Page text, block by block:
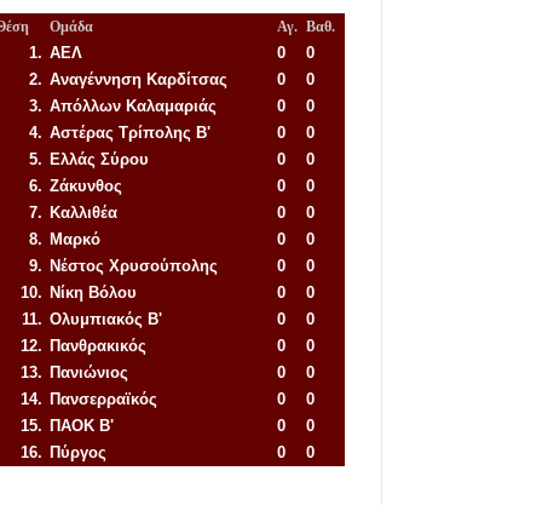
Ομάδα Αγ. Βαθ.
1. ΑΕΛ 0
0
2. Αναγέννηση Καρδίτσας 0
0
3. Απόλλων Καλαμαριάς 0
0
4. Αστέρας Τρίπολης Β' 0
0
5. Ελλάς Σύρου 0
0
6. Ζάκυνθος 0
0
7. Καλλιθέα 0
0
8. Μαρκό 0
0
9. Νέστος Χρυσούπολης 0
0
10. Νίκη Βόλου 0
0
11. Ολυμπιακός Β' 0
0
12. Πανθρακικός 0
0
13. Πανιώνιος 0
0
14. Πανσερραϊκός 0
0
15. ΠΑΟΚ Β' 0
0
16. Πύργος 0
0